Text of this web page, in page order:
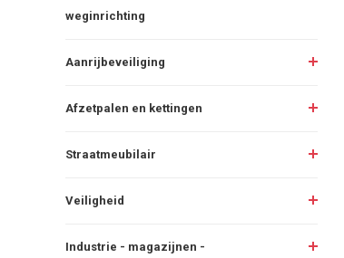
weginrichting
Aanrijbeveiliging
Afzetpalen en kettingen
Straatmeubilair
Veiligheid
Industrie - magazijnen -